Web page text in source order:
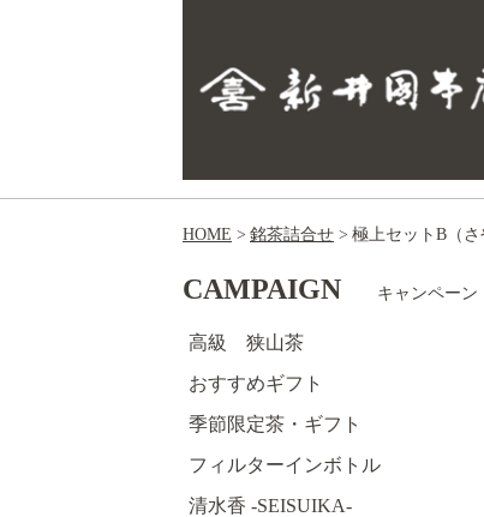
HOME 銘茶詰合せ 極上セットB（さ
CAMPAIGN キャンペーン
高級 狭山茶
おすすめギフト
季節限定茶・ギフト
フィルターインボトル
清水香 -SEISUIKA-